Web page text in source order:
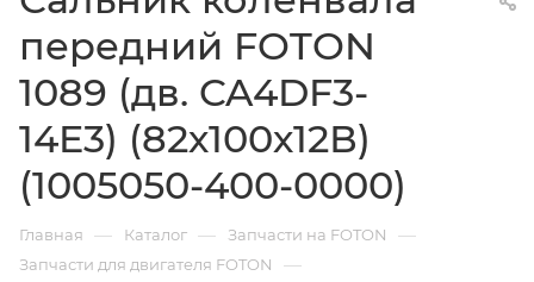
передний FOTON
1089 (дв. CA4DF3-
14E3) (82х100х12В)
(1005050-400-0000)
Главная — Каталог — Запчасти на FOTON —
Запчасти для двигателя FOTON —